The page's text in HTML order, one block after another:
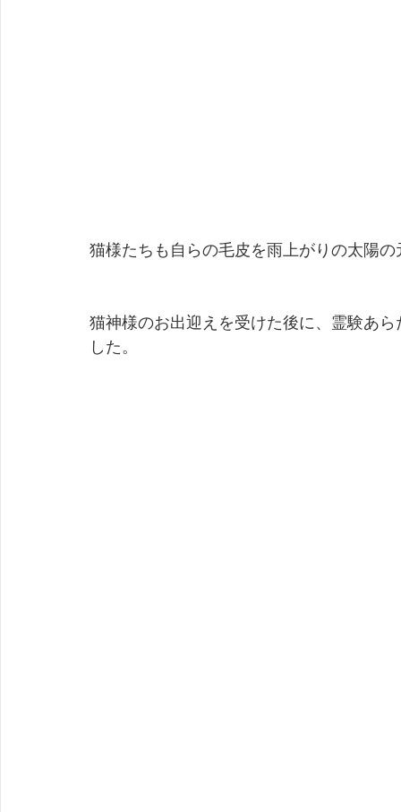
猫様たちも自らの毛皮を雨上がりの太陽
猫神様のお出迎えを受けた後に、霊験あ
した。